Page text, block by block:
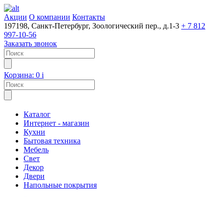
Акции О компании Контакты
197198, Санкт-Петербург, Зоологический пер., д.1-3 + 7 812
997-10-56
Заказать звонок
Корзина: 0 i
Каталог
Интернет - магазин
Кухни
Бытовая техника
Мебель
Свет
Декор
Двери
Напольные покрытия